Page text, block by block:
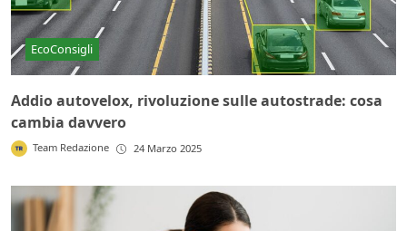
EcoConsigli
Addio autovelox, rivoluzione sulle autostrade: cosa
cambia davvero
Team Redazione 24 Marzo 2025